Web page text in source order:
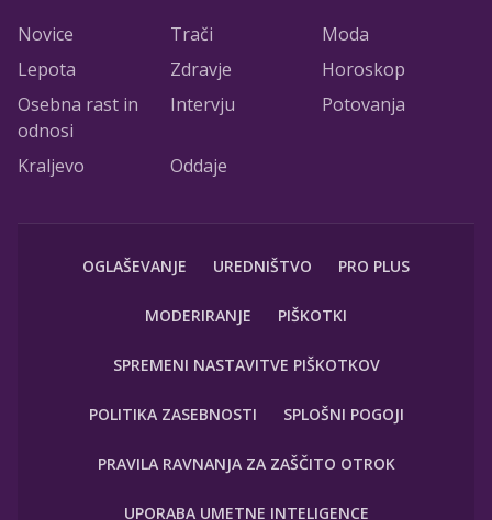
Novice Trači
Moda
Lepota
Zdravje
Horoskop
Osebna rast in
odnosi
Intervju Potovanja
Kraljevo Oddaje
OGLAŠEVANJE UREDNIŠTVO PRO PLUS
MODERIRANJE PIŠKOTKI
SPREMENI NASTAVITVE PIŠKOTKOV
POLITIKA ZASEBNOSTI SPLOŠNI POGOJI
PRAVILA RAVNANJA ZA ZAŠČITO OTROK
UPORABA UMETNE INTELIGENCE